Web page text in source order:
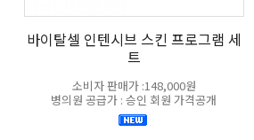
바이탈셀 인텐시브 스킨 프로그램 세
트
소비자 판매가 :148,000원
병의원 공급가 : 승인 회원 가격공개